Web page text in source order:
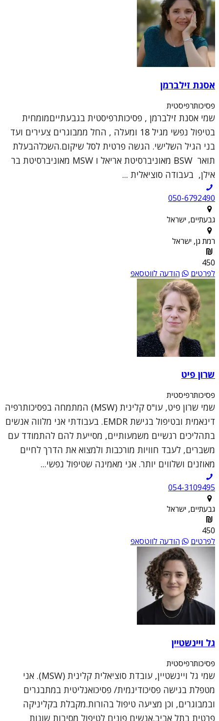
אסנת זילברמן
פסיכותרפיסטית
שמי אסנת זילברמן , פסיכותרפיסטית בגבעתייםמומחית
בטיפול נפשי מגיל 18 ומעלה , החל ממבוגרים צעירים ועד
בני הגיל השלישי. הגשה פרטית לסל שיקום.השכלהבעלת
תואר BSW מאוניברסיטת אריאל ו MSW מאוניברסיטת בר
אילן, בעבודה סוציאלית ...
050-6792490
גבעתיים, ישראל
רמת גן, ישראל
450
לפרטים
הודעה לווטסאפ
שרון פיט
פסיכותרפיסטית
שמי שרון פיט, עו"ס קלינית (MSW) המתמחה בפסיכותרפיה
דינאמית ובטיפול בגישת EMDR. בעבודתי אני מלווה אנשים
בתהליכים רגשיים משמעותיים, מסייעת להם להתמודד עם
משברים, לעבד חוויות מורכבות ולמצוא את הדרך לחיים
מאוזנים ושלווים יותר. אני מאמינה שטיפול נפשי...
054-3109495
גבעתיים, ישראל
450
לפרטים
הודעה לווטסאפ
גל ויינשטיין
פסיכותרפיסטית
שמי גל ויינשטיין, עובדת סוציאלית קלינית (MSW). אני
מטפלת בגישה פסיכודינמית/ פסיכואנליטית במתבגרים
ובמבוגרים, וכן מציעה טיפול בהורות.מקבלת בקליניקה
פרטית בתל אביב.אנשים פונים לטיפול מסיבות שונות